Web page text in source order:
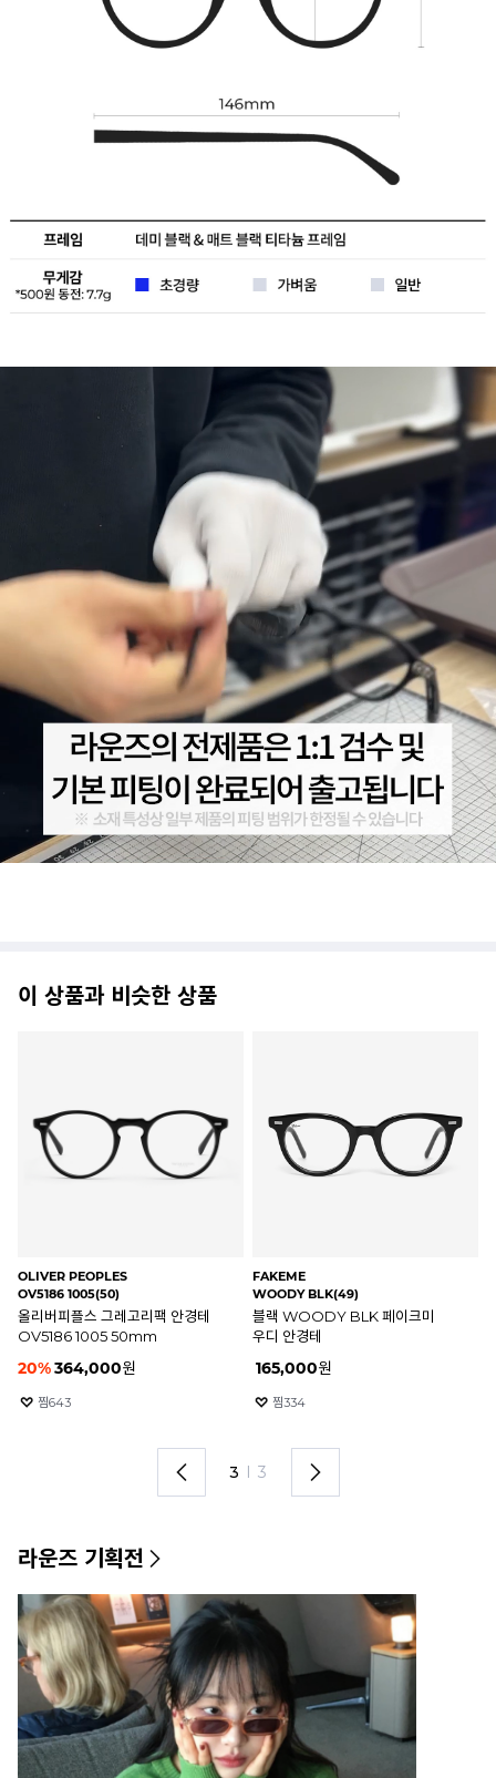
이 상품과 비슷한 상품
OLIVER PEOPLES
OV5186 1005(50)
올리버피플스 그레고리팩 안경테
OV5186 1005 50mm
20%364,000원
찜643
FAKEME
WOODY BLK(49)
블랙 WOODY BLK 페이크미
우디 안경테
165,000원
찜334
3 3
라운즈 기획전